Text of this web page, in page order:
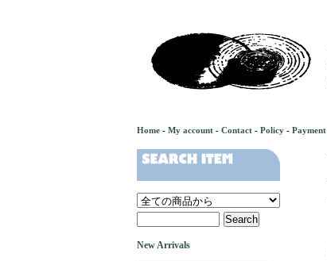
Home - My account - Contact - Policy - Payment
New Arrivals